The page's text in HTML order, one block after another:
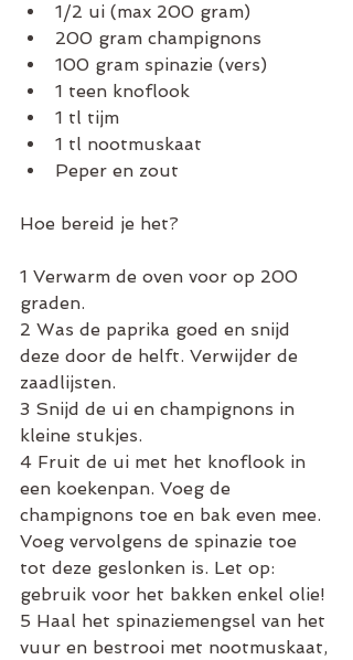
1/2 ui (max 200 gram)
200 gram champignons
100 gram spinazie (vers)
1 teen knoflook
1 tl tijm
1 tl nootmuskaat
Peper en zout
Hoe bereid je het?
1 Verwarm de oven voor op 200
graden.
2 Was de paprika goed en snijd
deze door de helft. Verwijder de
zaadlijsten.
3 Snijd de ui en champignons in
kleine stukjes.
4 Fruit de ui met het knoflook in
een koekenpan. Voeg de
champignons toe en bak even mee.
Voeg vervolgens de spinazie toe
tot deze geslonken is. Let op:
gebruik voor het bakken enkel olie!
5 Haal het spinaziemengsel van het
vuur en bestrooi met nootmuskaat,